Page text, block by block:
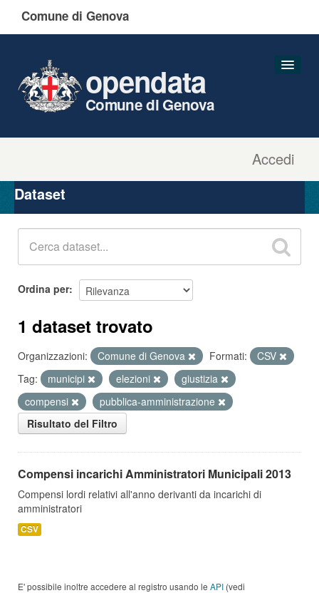
Comune di Genova
Accedi
opendata
Comune di Genova
Organizzazioni
Gruppi
Dataset
Ordina per
1 dataset trovato
Organizzazioni: Comune di Genova Formati:
CSV
Tag:
municipi elezioni
giustizia
compensi
pubblica-amministrazione
Risultato del Filtro
Compensi incarichi Amministratori Municipali 2013
Compensi lordi relativi all'anno derivanti da incarichi di
amministratori
CSV
E' possibile inoltre accedere al registro usando le API (vedi